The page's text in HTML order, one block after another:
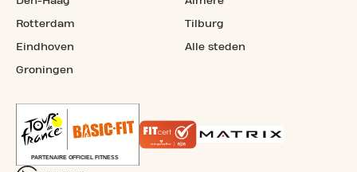
Rotterdam
Eindhoven
Groningen
Tilburg
Alle steden